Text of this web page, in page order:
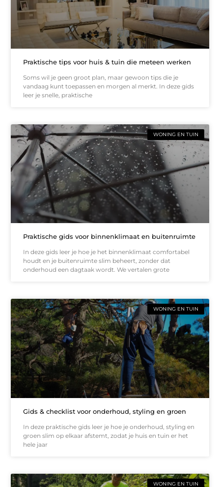
Praktische tips voor huis & tuin die meteen werken
Soms wil je geen groot plan, maar gewoon tips die je
vandaag kunt toepassen en morgen al merkt. In deze gids
leer je snelle, praktische
WONING EN TUIN
Praktische gids voor binnenklimaat en buitenruimte
In deze gids leer je hoe je het binnenklimaat comfortabel
houdt en je buitenruimte slim beheert, zonder dat
onderhoud een dagtaak wordt. We vertalen grote
WONING EN TUIN
Gids & checklist voor onderhoud, styling en groen
In deze praktische gids leer je hoe je onderhoud, styling en
groen slim op elkaar afstemt, zodat je huis en tuin er het
hele jaar
WONING EN TUIN